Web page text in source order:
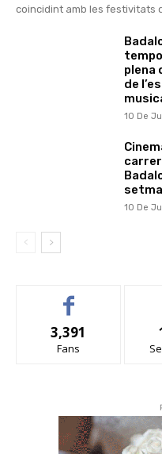
coincidint amb les festivitats
plena
de
10 De
10 De
3,391
Fans